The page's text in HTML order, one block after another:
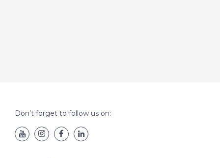
Don’t forget to follow us on: